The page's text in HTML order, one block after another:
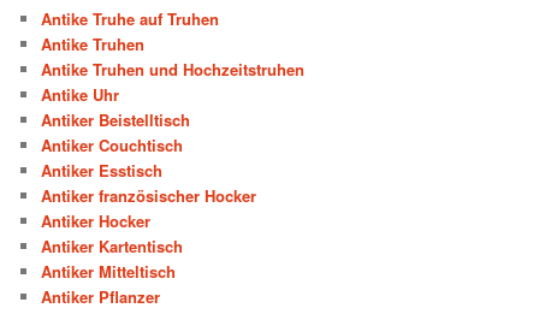
Antike Truhe auf Truhen
Antike Truhen
Antike Truhen und Hochzeitstruhen
Antike Uhr
Antiker Beistelltisch
Antiker Couchtisch
Antiker Esstisch
Antiker französischer Hocker
Antiker Hocker
Antiker Kartentisch
Antiker Mitteltisch
Antiker Pflanzer